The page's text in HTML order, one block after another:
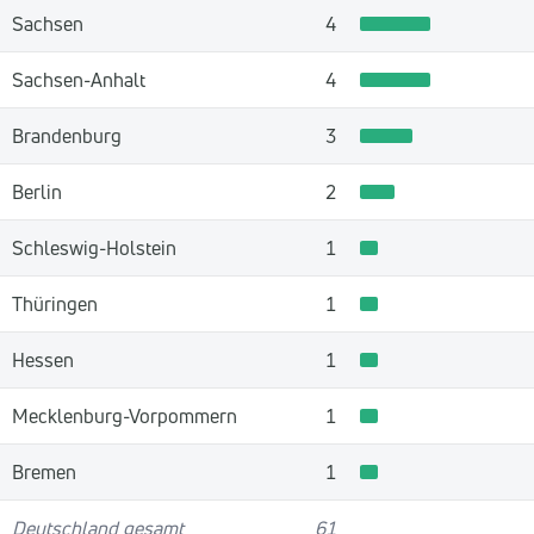
Sachsen 4
Sachsen-Anhalt 4
Brandenburg 3
Berlin 2
Schleswig-Holstein 1
Thüringen 1
Hessen 1
Mecklenburg-Vorpommern 1
Bremen 1
Deutschland gesamt 61